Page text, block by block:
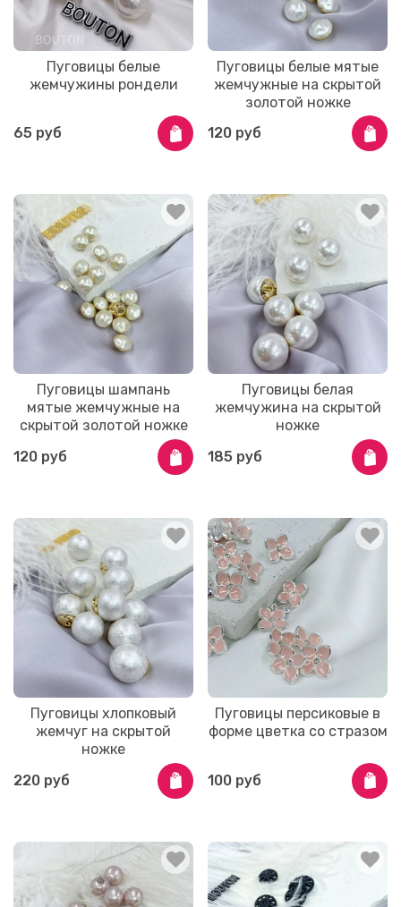
Пуговицы белые
жемчужины рондели
65 руб
Пуговицы белые мятые
жемчужные на скрытой
золотой ножке
120 руб
Пуговицы шампань
мятые жемчужные на
скрытой золотой ножке
120 руб
Пуговицы белая
жемчужина на скрытой
ножке
185 руб
Пуговицы хлопковый
жемчуг на скрытой
ножке
220 руб
Пуговицы персиковые в
форме цветка со стразом
100 руб